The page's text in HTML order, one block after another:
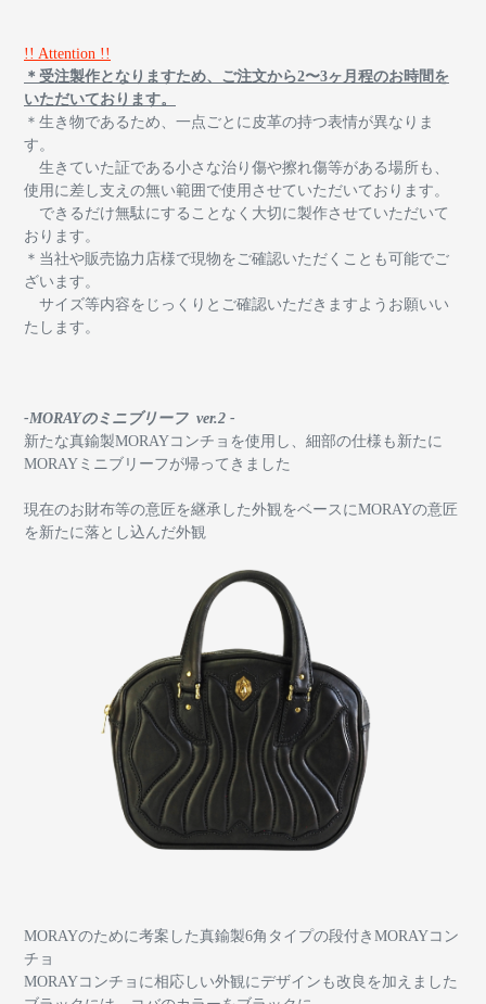
!! Attention !!
＊ 受注製作となりますため、ご注文から2〜3ヶ月程のお時間を
いただいております。
＊生き物であるため、一点ごとに皮革の持つ表情が異なりま
す。
生きていた証である小さな治り傷や擦れ傷等がある場所も、
使用に差し支えの無い範囲で使用させていただいております。
できるだけ無駄にすることなく大切に製作させていただいて
おります。
＊当社や販売協力店様で現物をご確認いただくことも可能でご
ざいます。
サイズ等内容をじっくりとご確認いただきますようお願いい
たします。
-MORAYのミニブリーフ ver.2 -
新たな真鍮製MORAYコンチョを使用し、細部の仕様も新たに
MORAYミニブリーフが帰ってきました
現在のお財布等の意匠を継承した外観をベースにMORAYの意匠
を新たに落とし込んだ外観
MORAYのために考案した真鍮製6角タイプの段付きMORAYコン
チョ
MORAYコンチョに相応しい外観にデザインも改良を加えました